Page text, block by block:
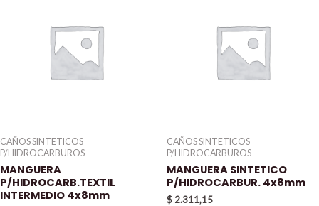
CAÑOS SINTETICOS
P/HIDROCARBUROS
MANGUERA
P/HIDROCARB.TEXTIL
INTERMEDIO 4x8mm
CAÑOS SINTETICOS
P/HIDROCARBUROS
MANGUERA SINTETICO
P/HIDROCARBUR. 4x8mm
$ 2.311,15